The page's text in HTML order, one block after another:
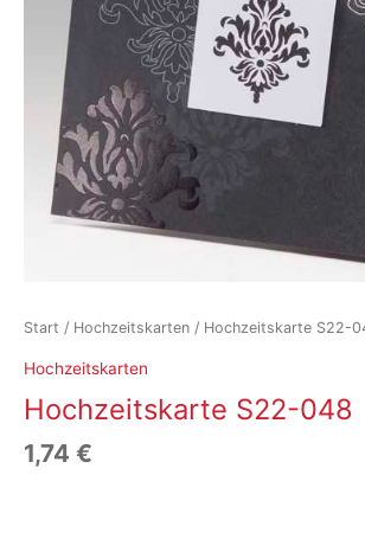
Start / Hochzeitskarten / Hochzeitskarte S22-
Hochzeitskarten
Hochzeitskarte S22-048
1,74 €